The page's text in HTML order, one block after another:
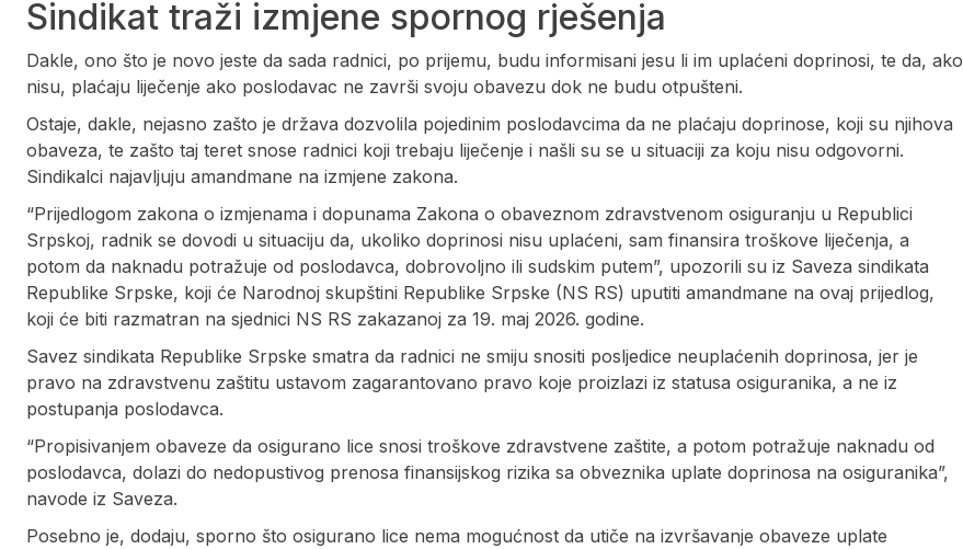
Sindikat traži izmjene spornog rješenja
Dakle, ono što je novo jeste da sada radnici, po prijemu, budu informisani jesu li im uplaćeni doprinosi, te da, ako
nisu, plaćaju liječenje ako poslodavac ne završi svoju obavezu dok ne budu otpušteni.
Ostaje, dakle, nejasno zašto je država dozvolila pojedinim poslodavcima da ne plaćaju doprinose, koji su njihova
obaveza, te zašto taj teret snose radnici koji trebaju liječenje i našli su se u situaciji za koju nisu odgovorni.
Sindikalci najavljuju amandmane na izmjene zakona.
“Prijedlogom zakona o izmjenama i dopunama Zakona o obaveznom zdravstvenom osiguranju u Republici
Srpskoj, radnik se dovodi u situaciju da, ukoliko doprinosi nisu uplaćeni, sam finansira troškove liječenja, a
potom da naknadu potražuje od poslodavca, dobrovoljno ili sudskim putem”, upozorili su iz Saveza sindikata
Republike Srpske, koji će Narodnoj skupštini Republike Srpske (NS RS) uputiti amandmane na ovaj prijedlog,
koji će biti razmatran na sjednici NS RS zakazanoj za 19. maj 2026. godine.
Savez sindikata Republike Srpske smatra da radnici ne smiju snositi posljedice neuplaćenih doprinosa, jer je
pravo na zdravstvenu zaštitu ustavom zagarantovano pravo koje proizlazi iz statusa osiguranika, a ne iz
postupanja poslodavca.
“Propisivanjem obaveze da osigurano lice snosi troškove zdravstvene zaštite, a potom potražuje naknadu od
poslodavca, dolazi do nedopustivog prenosa finansijskog rizika sa obveznika uplate doprinosa na osiguranika”,
navode iz Saveza.
Posebno je, dodaju, sporno što osigurano lice nema mogućnost da utiče na izvršavanje obaveze uplate